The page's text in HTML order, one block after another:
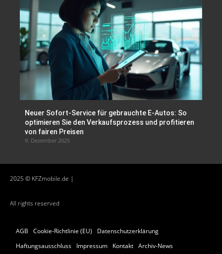
Neuer Sofort-Service für gebrauchte E-Autos: So
optimieren Sie den Verkaufsprozess und profitieren
von fairen Preisen
9. Dezember 2025
2025 © KFZmobile.de |
All rights reserved
AGB Cookie-Richtlinie (EU)
Datenschutzerklärung
Haftungsausschluss
Impressum Kontakt Archiv-News